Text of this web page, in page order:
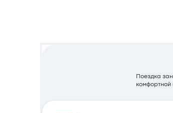
Поездка
комфортной